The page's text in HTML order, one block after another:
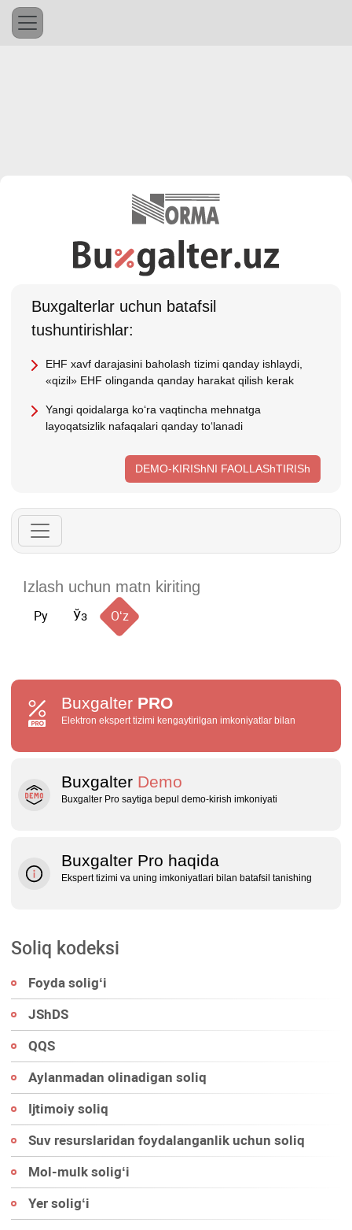
Buхgalterlar uchun batafsil
tushuntirishlar:
EHF хavf darajasini baholash tizimi qanday ishlaydi,
«qizil» EHF olinganda qanday harakat qilish kerak
Yangi qoidalarga koʻra vaqtincha mehnatga
layoqatsizlik nafaqalari qanday toʻlanadi
DEMO-KIRIShNI FAOLLAShTIRISh
Ру Ўз Oʻz
Buxgalter PRO
Elektron ekspert tizimi kengaytirilgan imkoniyatlar bilan
Buxgalter Demo
Buxgalter Pro saytiga bepul demo‑kirish imkoniyati
Buxgalter Pro haqida
Ekspert tizimi va uning imkoniyatlari bilan batafsil tanishing
Soliq kodeksi
Foyda soligʻi
JShDS
QQS
Aylanmadan olinadigan soliq
Ijtimoiy soliq
Suv resurslaridan foydalanganlik uchun soliq
Mol-mulk soligʻi
Yer soligʻi